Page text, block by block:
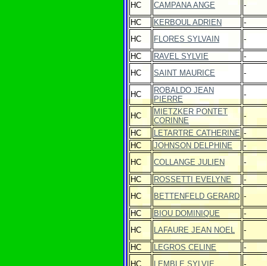
HC CAMPANA ANGE
-
HC
KERBOUL ADRIEN
-
HC
FLORES SYLVAIN
-
HC
RAVEL SYLVIE
-
HC
SAINT MAURICE -
HC
ROBALDO JEAN
PIERRE
-
HC
MIETZKER PONTET
CORINNE
-
HC
LETARTRE CATHERINE -
HC
JOHNSON DELPHINE
-
HC
COLLANGE JULIEN
-
HC
ROSSETTI EVELYNE
-
HC
BETTENFELD GERARD -
HC
BIOU DOMINIQUE
-
HC
LAFAURE JEAN NOEL
-
HC
LEGROS CELINE
-
HC
LEMBLE SYLVIE -